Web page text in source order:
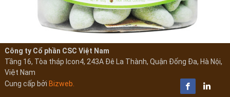
Công ty Cổ phần CSC Việt Nam
Tầng 16, Tòa tháp Icon4, 243A Đê La Thành, Quận Đống Đa, Hà Nội,
Việt Nam
Cung cấp bởi Bizweb.